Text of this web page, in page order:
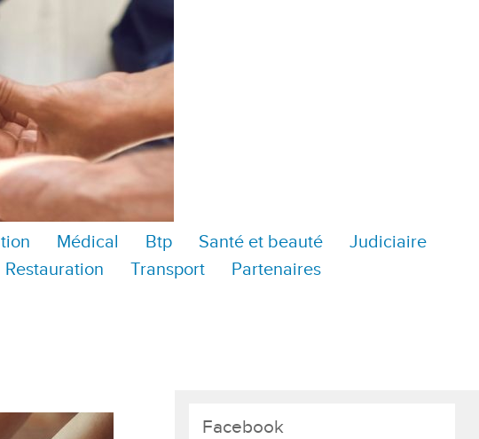
Médical Btp Santé et beauté
Judiciaire
Restauration Transport Partenaires
Facebook